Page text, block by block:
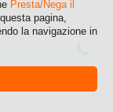
Presta/Nega il
pagina,
la navigazione in